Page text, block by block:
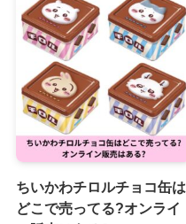
ちいかわチロルチョコ缶は
どこで売ってる?オンライ